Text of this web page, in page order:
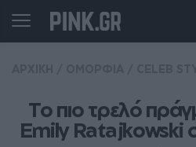
Το πιο τρελό
Emily Ratajkowski